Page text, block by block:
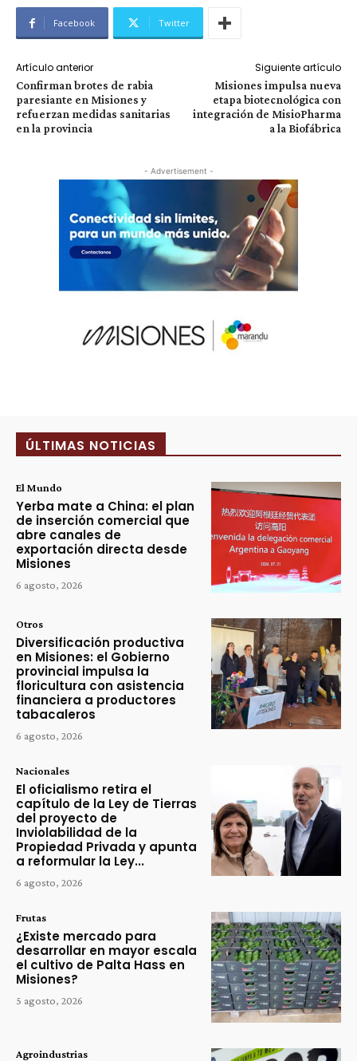
Facebook Twitter
Artículo anterior
Confirman brotes de rabia
paresiante en Misiones y
refuerzan medidas sanitarias
en la provincia
Siguiente artículo
Misiones impulsa nueva
etapa biotecnológica con
integración de MisioPharma
a la Biofábrica
- Advertisement -
ÚLTIMAS NOTICIAS
El Mundo
Yerba mate a China: el plan
de inserción comercial que
abre canales de
exportación directa desde
Misiones
6 agosto, 2026
Otros
Diversificación productiva
en Misiones: el Gobierno
provincial impulsa la
floricultura con asistencia
financiera a productores
tabacaleros
6 agosto, 2026
Nacionales
El oficialismo retira el
capítulo de la Ley de Tierras
del proyecto de
Inviolabilidad de la
Propiedad Privada y apunta
a reformular la Ley...
6 agosto, 2026
Frutas
¿Existe mercado para
desarrollar en mayor escala
el cultivo de Palta Hass en
Misiones?
5 agosto, 2026
Agroindustrias